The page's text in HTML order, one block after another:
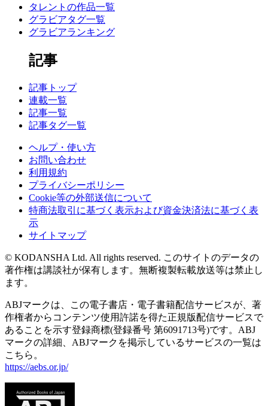
タレントの作品一覧
グラビアタグ一覧
グラビアランキング
記事
記事トップ
連載一覧
記事一覧
記事タグ一覧
ヘルプ・使い方
お問い合わせ
利用規約
プライバシーポリシー
Cookie等の外部送信について
特商法取引に基づく表示および資金決済法に基づく表
示
サイトマップ
© KODANSHA Ltd. All rights reserved. このサイトのデータの
著作権は講談社が保有します。無断複製転載放送等は禁止し
ます。
ABJマークは、この電子書店・電子書籍配信サービスが、著
作権者からコンテンツ使用許諾を得た正規版配信サービスで
あることを示す登録商標(登録番号 第6091713号)です。ABJ
マークの詳細、ABJマークを掲示しているサービスの一覧は
こちら。
https://aebs.or.jp/